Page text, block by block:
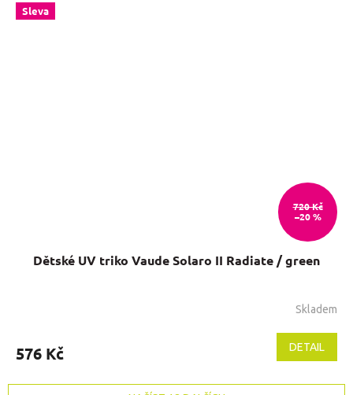
Sleva
720 Kč
–20 %
Dětské UV triko Vaude Solaro II Radiate / green
je
z
Skladem
576 Kč DETAIL